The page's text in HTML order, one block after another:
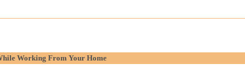
Working From Your Home